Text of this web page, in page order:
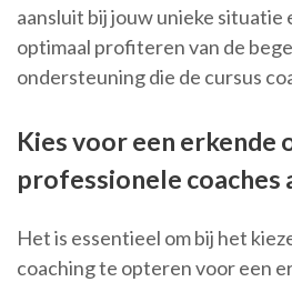
aansluit bij jouw unieke situatie
optimaal profiteren van de
ondersteuning die de cursus
Kies voor een erkende
professionele coaches
Het is essentieel om bij het
coaching te opteren voor een